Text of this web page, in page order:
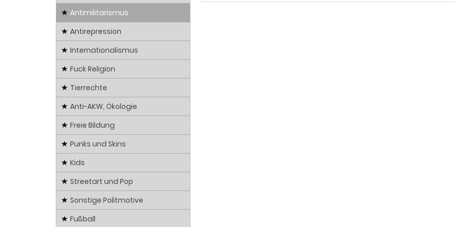
Antimilitarismus
Antirepression
Internationalismus
Fuck Religion
Tierrechte
Anti-AKW, Ökologie
Freie Bildung
Punks und Skins
Kids
Streetart und Pop
Sonstige Politmotive
Fußball